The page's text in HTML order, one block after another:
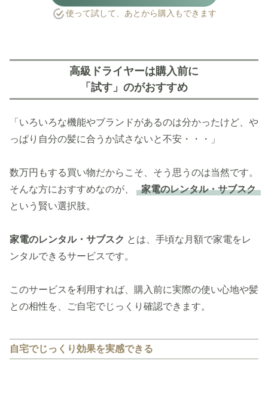
使って試して、あとから購入もできます
高級ドライヤーは購入前に
「試す」のがおすすめ
「いろいろな機能やブランドがあるのは分かったけど、や
っぱり自分の髪に合うか試さないと不安・・・」
数万円もする買い物だからこそ、そう思うのは当然です。
そんな方におすすめなのが、
家電のレンタル・サブスク
という賢い選択肢。
家電のレンタル・サブスク とは、手頃な月額で家電をレ
ンタルできるサービスです。
このサービスを利用すれば、購入前に実際の使い心地や髪
との相性を、ご自宅でじっくり確認できます。
自宅でじっくり効果を実感できる